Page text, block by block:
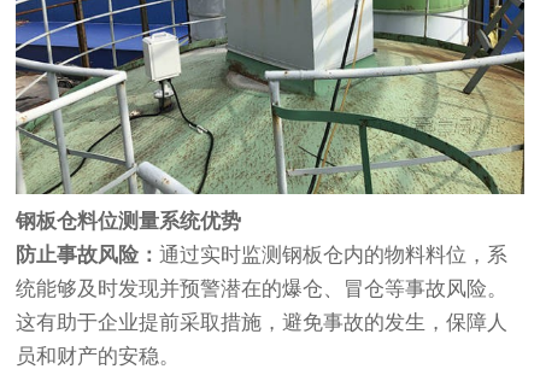
钢板仓料位测量系统优势
防止事故风险：通过实时监测钢板仓内的物料料位，系
统能够及时发现并预警潜在的爆仓、冒仓等事故风险。
这有助于企业提前采取措施，避免事故的发生，保障人
员和财产的安稳。